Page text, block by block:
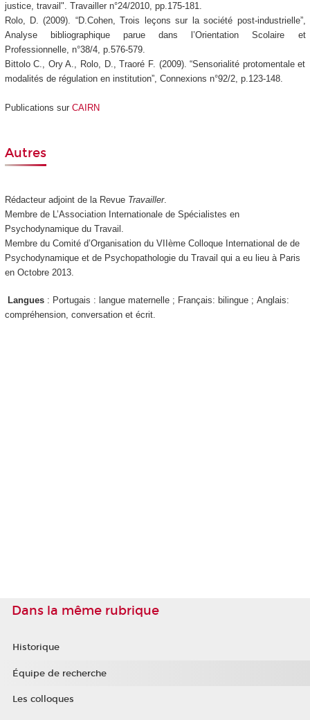
justice, travail". Travailler n°24/2010, pp.175-181.
Rolo, D. (2009). “D.Cohen, Trois leçons sur la société post-industrielle”,
Analyse bibliographique parue dans l’Orientation Scolaire et
Professionnelle, n°38/4, p.576-579.
Bittolo C., Ory A., Rolo, D., Traoré F. (2009). “Sensorialité protomentale et
modalités de régulation en institution”, Connexions n°92/2, p.123-148.
Publications sur CAIRN
Autres
Rédacteur adjoint de la Revue Travailler.
Membre de L’Association Internationale de Spécialistes en
Psychodynamique du Travail.
Membre du Comité d’Organisation du VIIème Colloque International de de
Psychodynamique et de Psychopathologie du Travail qui a eu lieu à Paris
en Octobre 2013.
Langues: Portugais : langue maternelle ; Français: bilingue; Anglais:
compréhension, conversation et écrit.
Dans la même rubrique
Historique
Équipe de recherche
Les colloques